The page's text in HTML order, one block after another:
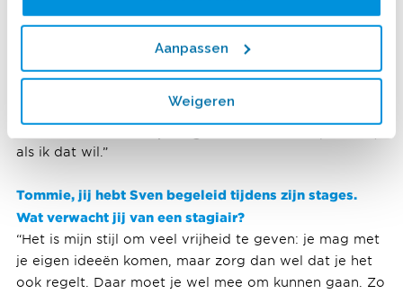
Aanpassen
Weigeren
gesprekken gehad over welke richting het best bij mij
worden, zodat ik een bredere visie krijg op de
projectbrede BIM processen. Hierdoor leer ik
communiceren met verschillende teams en hoe je BIM
modellen uitwisselt met samenwerkende partijen.
als ik dat wil.”
Tommie, jij hebt Sven begeleid tijdens zijn stages.
Wat verwacht jij van een stagiair?
“Het is mijn stijl om veel vrijheid te geven: je mag met
je eigen ideeën komen, maar zorg dan wel dat je het
ook regelt. Daar moet je wel mee om kunnen gaan. Zo